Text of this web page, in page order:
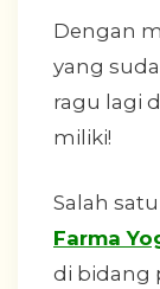
Dengan
yang
ragu lagi
miliki!
Salah
Farma
di bidang